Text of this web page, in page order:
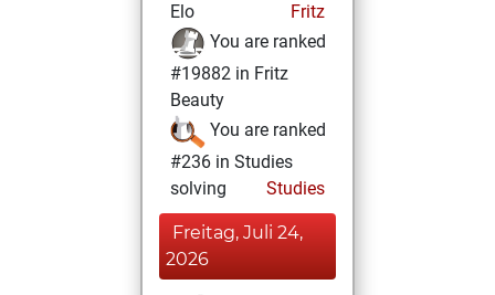
Elo
Fritz
You are ranked
#19882 in Fritz
Beauty
You are ranked
#236 in Studies
solving
Studies
Freitag, Juli 24,
2026